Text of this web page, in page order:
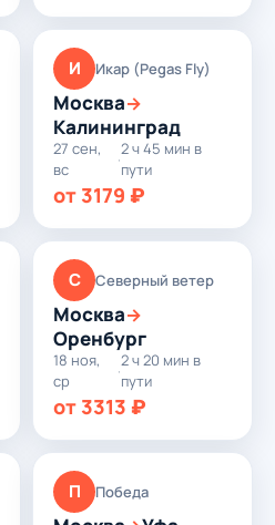
И Икар (Pegas Fly)
Москва→
Калининград
27 сен,
вс
·
2 ч 45 мин в
пути
от 3179 ₽
С Северный ветер
Москва→
Оренбург
18 ноя,
ср
·
2 ч 20 мин в
пути
от 3313 ₽
П Победа